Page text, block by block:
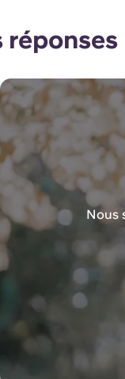
réponses
Nous